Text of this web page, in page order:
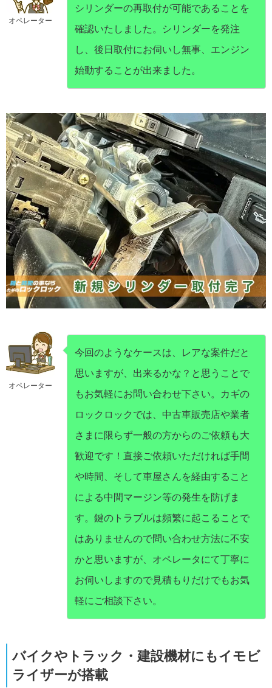
オペレーター
シリンダーの再取付が可能であることを
確認いたしました。シリンダーを発注
し、後日取付にお伺いし無事、エンジン
始動することが出来ました。
オペレーター
今回のようなケースは、レアな案件だと
思いますが、出来るかな？と思うことで
もお気軽にお問い合わせ下さい。カギの
ロックロックでは、中古車販売店や業者
さまに限らず一般の方からのご依頼も大
歓迎です！直接ご依頼いただければ手間
や時間、そして車屋さんを経由すること
による中間マージン等の発生を防げま
す。鍵のトラブルは頻繁に起こることで
はありませんので問い合わせ方法に不安
かと思いますが、オペレータにて丁寧に
お伺いしますので見積もりだけでもお気
軽にご相談下さい。
バイクやトラック・建設機材にもイモビ
ライザーが搭載